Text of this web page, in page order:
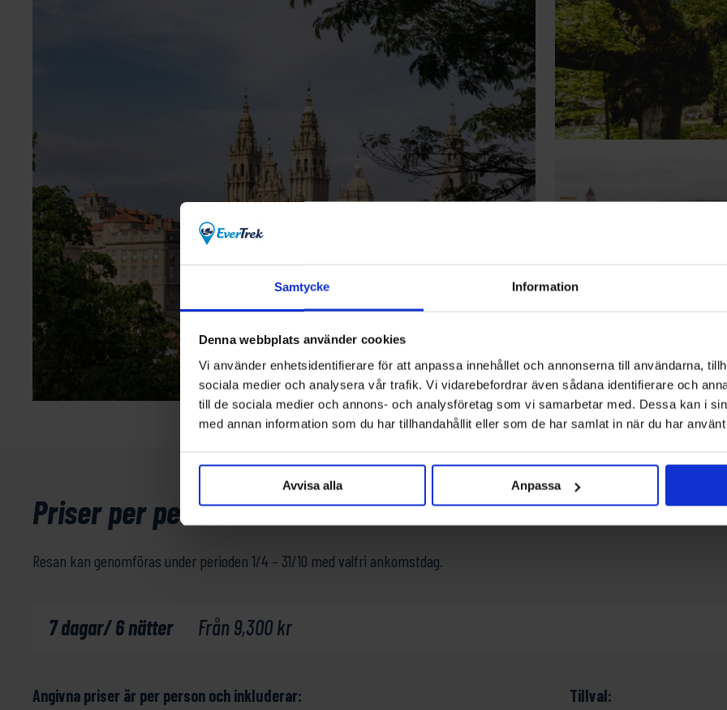
Samtycke Information
Denna webbplats använder cookies
Vi använder enhetsidentifierare för att anpassa innehållet och annonserna till användarna,
sociala medier och analysera vår trafik. Vi vidarebefordrar även sådana identifierare och
till de sociala medier och annons- och analysföretag som vi samarbetar med. Dessa kan i
med annan information som du har tillhandahållit eller som de har samlat in när du har
Avvisa alla Anpassa
Priser per person i SEK
Resan kan genomföras under perioden 1/4 – 31/10 med valfri ankomstdag.
7 dagar/ 6 nätter Från 9,300kr
Angivna priser är per person och inkluderar: Tillval: